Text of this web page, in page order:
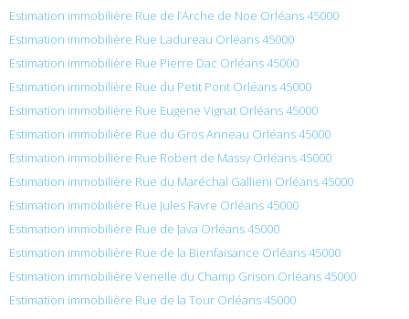
Estimation immobilière Rue de l’Arche de Noe Orléans 45000
Estimation immobilière Rue Ladureau Orléans 45000
Estimation immobilière Rue Pierre Dac Orléans 45000
Estimation immobilière Rue du Petit Pont Orléans 45000
Estimation immobilière Rue Eugene Vignat Orléans 45000
Estimation immobilière Rue du Gros Anneau Orléans 45000
Estimation immobilière Rue Robert de Massy Orléans 45000
Estimation immobilière Rue du Maréchal Gallieni Orléans 45000
Estimation immobilière Rue Jules Favre Orléans 45000
Estimation immobilière Rue de Java Orléans 45000
Estimation immobilière Rue de la Bienfaisance Orléans 45000
Estimation immobilière Venelle du Champ Grison Orléans 45000
Estimation immobilière Rue de la Tour Orléans 45000